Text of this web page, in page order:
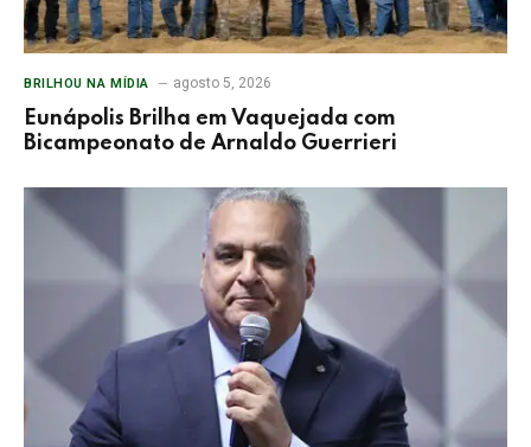
BRILHOU NA MÍDIA agosto 5, 2026
Eunápolis Brilha em Vaquejada com
Bicampeonato de Arnaldo Guerrieri